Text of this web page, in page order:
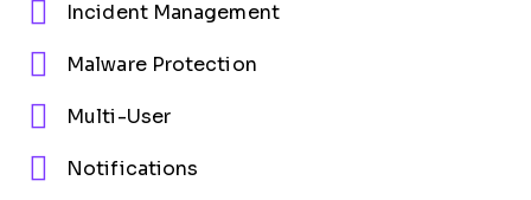
Incident Management
Malware Protection
Multi-User
Notifications